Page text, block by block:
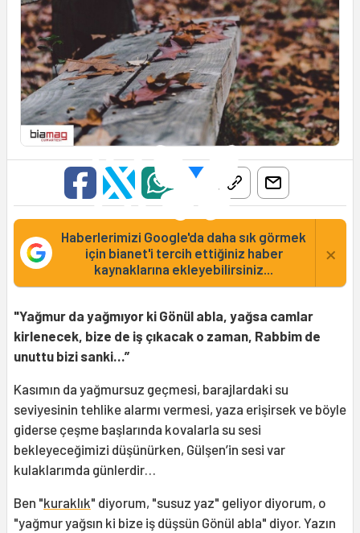
Haberlerimizi Google'da daha sık görmek
için bianet'i tercih ettiğiniz haber
kaynaklarına ekleyebilirsiniz...
×
"Yağmur da yağmıyor ki Gönül abla, yağsa camlar
kirlenecek, bize de iş çıkacak o zaman, Rabbim de
unuttu bizi sanki…”
Kasımın da yağmursuz geçmesi, barajlardaki su
seviyesinin tehlike alarmı vermesi, yaza erişirsek ve böyle
giderse çeşme başlarında kovalarla su sesi
bekleyeceğimizi düşünürken, Gülşen’in sesi var
kulaklarımda günlerdir…
Ben "kuraklık" diyorum, "susuz yaz" geliyor diyorum, o
"yağmur yağsın ki bize iş düşsün Gönül abla" diyor. Yazın